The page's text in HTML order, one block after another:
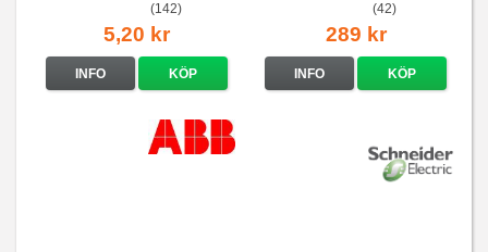
(142)
5,20 kr
INFO KÖP
(42)
289 kr
INFO KÖP